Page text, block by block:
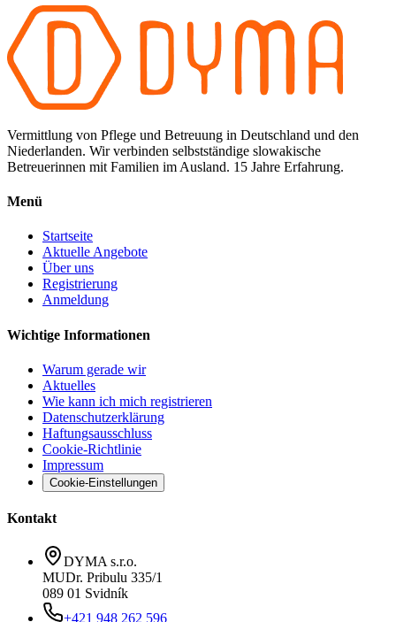
Vermittlung von Pflege und Betreuung in Deutschland und den
Niederlanden. Wir verbinden selbstständige slowakische
Betreuerinnen mit Familien im Ausland. 15 Jahre Erfahrung.
Menü
Startseite
Aktuelle Angebote
Über uns
Registrierung
Anmeldung
Wichtige Informationen
Warum gerade wir
Aktuelles
Wie kann ich mich registrieren
Datenschutzerklärung
Haftungsausschluss
Cookie-Richtlinie
Impressum
Cookie-Einstellungen
Kontakt
DYMA s.r.o.
MUDr. Pribulu 335/1
089 01 Svidník
+421 948 262 596